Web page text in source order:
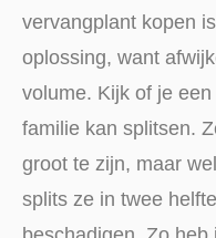
vervangplant kopen
oplossing, want
volume. Kijk of je
familie kan splitsen.
groot te zijn, maar
splits ze in twee